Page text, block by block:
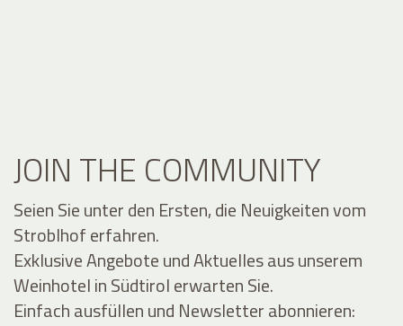
JOIN THE COMMUNITY
Seien Sie unter den Ersten, die Neuigkeiten vom
Stroblhof erfahren.
Exklusive Angebote und Aktuelles aus unserem
Weinhotel in Südtirol erwarten Sie.
Einfach ausfüllen und Newsletter abonnieren: